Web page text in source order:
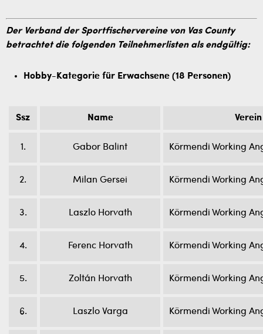
Der Verband der Sportfischervereine von Vas County
betrachtet die folgenden Teilnehmerlisten als endgültig:
Hobby-Kategorie für Erwachsene (18 Personen)
Ssz Name Verein
1. Gabor Balint Körmendi Working
2. Milan Gersei Körmendi Working
3. Laszlo Horvath Körmendi Working
4. Ferenc Horvath Körmendi Working
5. Zoltán Horvath Körmendi Working
6. Laszlo Varga Körmendi Working